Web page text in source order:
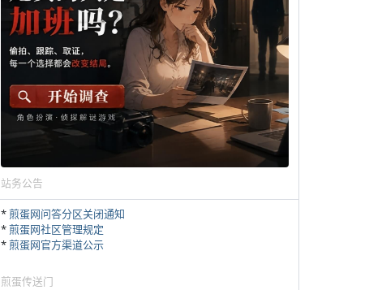
站务公告
*煎蛋网问答分区关闭通知
*煎蛋网社区管理规定
*煎蛋网官方渠道公示
煎蛋传送门